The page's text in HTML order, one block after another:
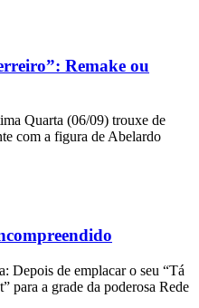
Remake ou
Quarta (06/09) trouxe de
com a figura de Abelardo
Depois de emplacar o seu “Tá
para a grade da poderosa Rede